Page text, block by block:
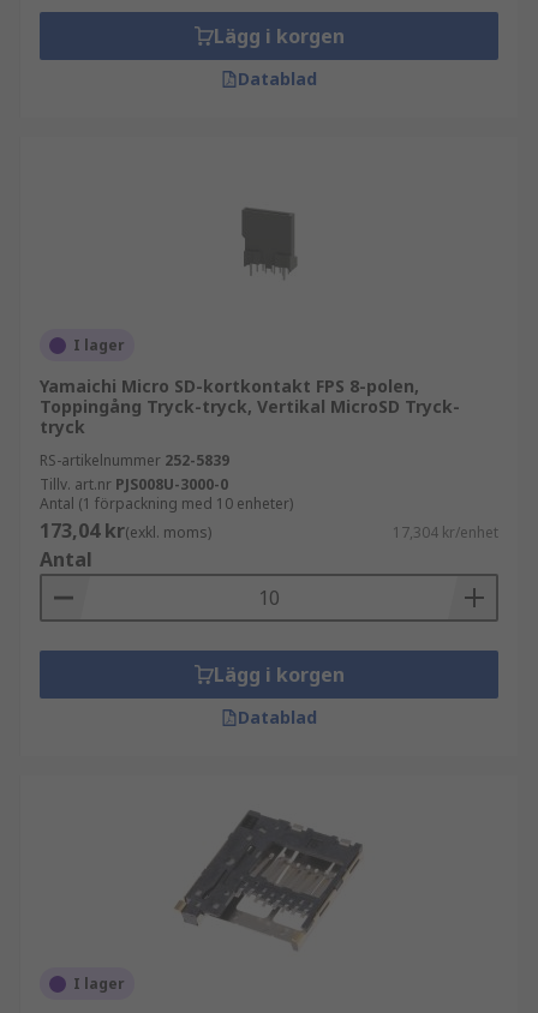
Lägg i korgen
Datablad
I lager
Yamaichi Micro SD-kortkontakt FPS 8-polen,
Toppingång Tryck-tryck, Vertikal MicroSD Tryck-
tryck
RS-artikelnummer 252-5839
Tillv. art.nr PJS008U-3000-0
Antal (1 förpackning med 10 enheter)
173,04 kr(exkl. moms) 17,304 kr/enhet
Antal
Lägg i korgen
Datablad
I lager